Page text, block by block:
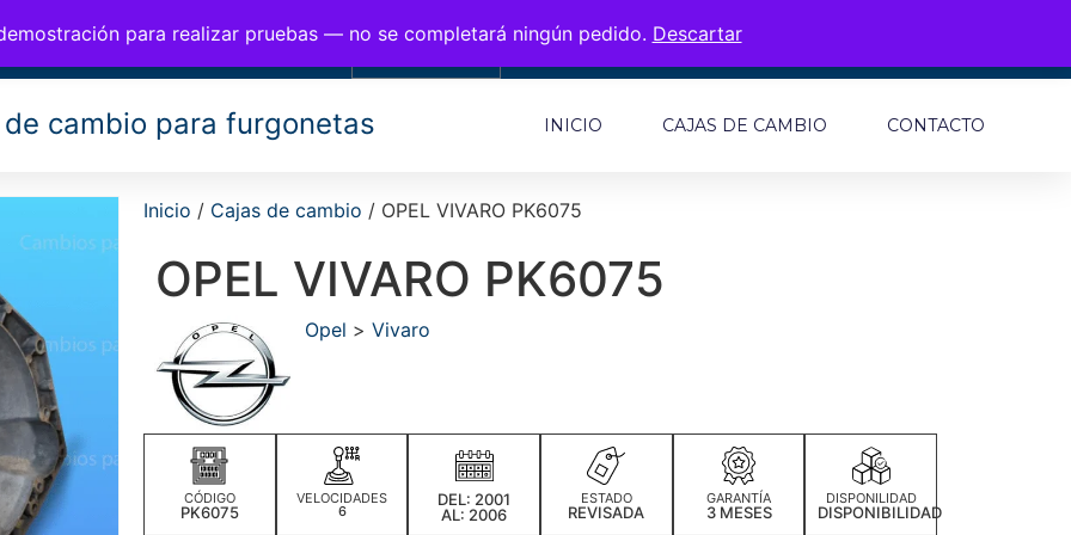
para realizar pruebas — no se completará ningún pedido. Descartar
PARA FURGONETAS
0,00€
de cambio para furgonetas INICIO CAJAS DE CAMBIO CONTACTO
Inicio / Cajas de cambio / OPEL VIVARO PK6075
OPEL VIVARO PK6075
Opel >Vivaro
CÓDIGO
PK6075
VELOCIDADES
6
DEL: 2001
AL: 2006
ESTADO
REVISADA
GARANTÍA
3 MESES
DISPONILIDAD
DISPONIBILIDAD